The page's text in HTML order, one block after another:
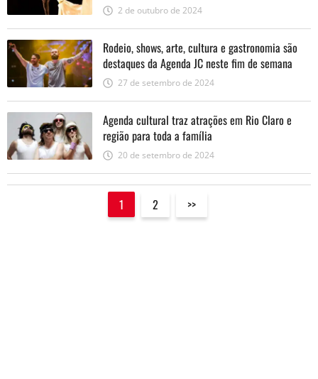
2 de outubro de 2024
Rodeio, shows, arte, cultura e gastronomia são
destaques da Agenda JC neste fim de semana
27 de setembro de 2024
Agenda cultural traz atrações em Rio Claro e
região para toda a família
20 de setembro de 2024
1 2 >>